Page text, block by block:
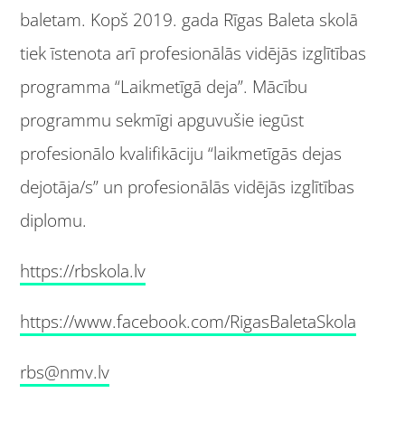
baletam. Kopš 2019. gada Rīgas Baleta skolā
tiek īstenota arī profesionālās vidējās izglītības
programma “Laikmetīgā deja”. Mācību
programmu sekmīgi apguvušie iegūst
profesionālo kvalifikāciju “laikmetīgās dejas
dejotāja/s” un profesionālās vidējās izglītības
diplomu.
https://rbskola.lv
https://www.facebook.com/RigasBaletaSkola
rbs@nmv.lv